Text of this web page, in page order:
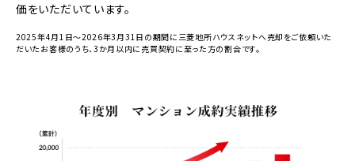
価をいただいています。
2025年4月1日～2026年3月31日の期間に三菱地所ハウスネットへ売却をご依頼いた
だいたお客様のうち、3か月以内に売買契約に至った方の割合です。